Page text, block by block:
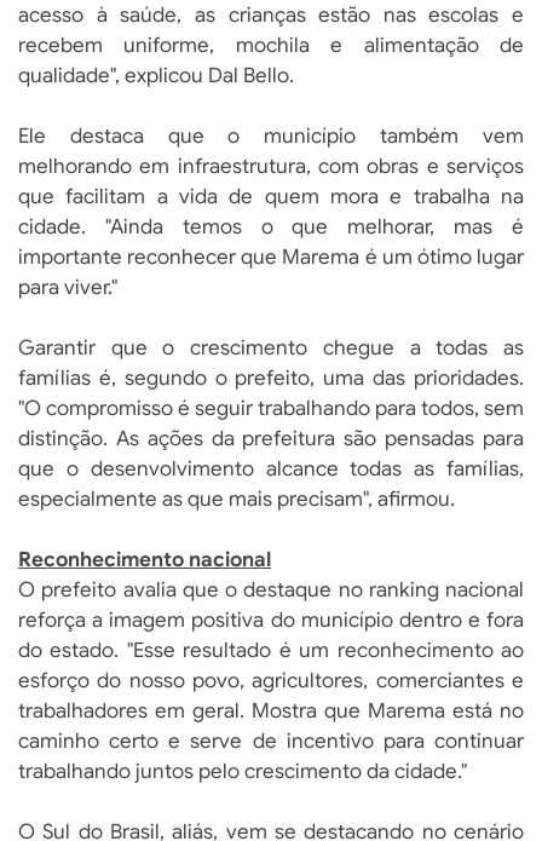
acesso à saúde, as crianças estão nas escolas e
recebem uniforme, mochila e alimentação de
qualidade", explicou Dal Bello.
Ele destaca que o município também vem
melhorando em infraestrutura, com obras e serviços
que facilitam a vida de quem mora e trabalha na
cidade. "Ainda temos o que melhorar, mas é
importante reconhecer que Marema é um ótimo lugar
para viver."
Garantir que o crescimento chegue a todas as
famílias é, segundo o prefeito, uma das prioridades.
"O compromisso é seguir trabalhando para todos, sem
distinção. As ações da prefeitura são pensadas para
que o desenvolvimento alcance todas as famílias,
especialmente as que mais precisam", afirmou.
Reconhecimento nacional
O prefeito avalia que o destaque no ranking nacional
reforça a imagem positiva do município dentro e fora
do estado. "Esse resultado é um reconhecimento ao
esforço do nosso povo, agricultores, comerciantes e
trabalhadores em geral. Mostra que Marema está no
caminho certo e serve de incentivo para continuar
trabalhando juntos pelo crescimento da cidade."
O Sul do Brasil, aliás, vem se destacando no cenário